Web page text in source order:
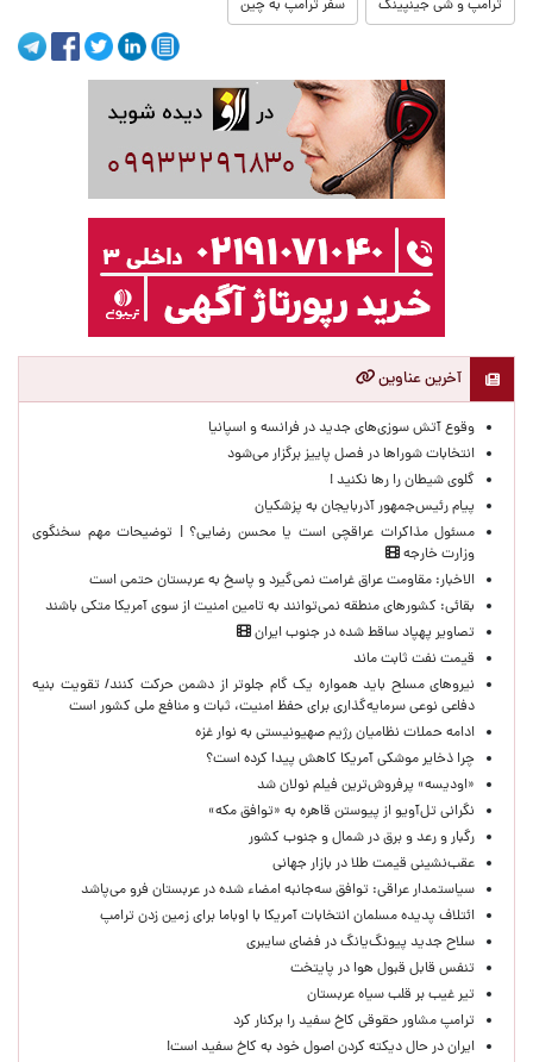
ترامپ و شی جینپینگ سفر ترامپ به چین
آخرین عناوین
وقوع آتش سوزی‌های جدید در فرانسه و اسپانیا
انتخابات شوراها در فصل پاییز برگزار می‌شود
گلوی شیطان را رها نکنید !
پیام رئیس‌جمهور آذربایجان به پزشکیان
مسئول مذاکرات عراقچی است یا محسن رضایی؟ | توضیحات مهم سخنگوی
وزارت خارجه
الاخبار: مقاومت عراق غرامت نمی‌گیرد و پاسخ به عربستان حتمی است
بقائی: کشورهای منطقه نمی‌توانند به تامین امنیت از سوی آمریکا متکی باشند
تصاویر پهپاد ساقط شده در جنوب ایران
قیمت نفت ثابت ماند
نیروهای مسلح باید همواره یک گام جلوتر از دشمن حرکت کنند/ تقویت بنیه
دفاعی نوعی سرمایه‌گذاری برای حفظ امنیت، ثبات و منافع ملی کشور است
ادامه حملات نظامیان رژیم صهیونیستی به نوار غزه
چرا ذخایر موشکی آمریکا کاهش پیدا کرده است؟
«اودیسه» پرفروش‌ترین فیلم نولان شد
نگرانی تل‌آویو از پیوستن قاهره به «توافق مکه»
رگبار و رعد و برق در شمال و جنوب کشور
عقب‌نشینی قیمت طلا در بازار جهانی
سیاستمدار عراقی: توافق سه‌جانبه امضاء شده در عربستان فرو می‌پاشد
ائتلاف پدیده مسلمان انتخابات آمریکا با اوباما برای زمین زدن ترامپ
سلاح جدید پیونگ‌یانگ در فضای سایبری
تنفس قابل قبول هوا در پایتخت
تیر غیب بر قلب سیاه عربستان
ترامپ مشاور حقوقی کاخ سفید را برکنار کرد
ایران در حال دیکته کردن اصول خود به کاخ سفید است!